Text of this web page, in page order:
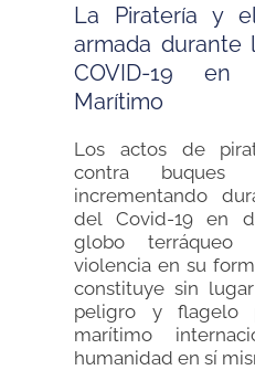
La Piratería y
armada durante
COVID-19 en
Marítimo
Los actos de
contra
incrementando
del Covid-19 en
globo
violencia en su
constituye sin
peligro y flagelo
marítimo
humanidad en sí